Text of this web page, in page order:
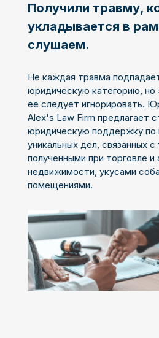
Получили травму,
укладывается в
слушаем.
Не каждая травма
юридическую категорию, но
ее следует игнорировать.
Alex's Law Firm предлагает
юридическую поддержку по
уникальных дел, связанных
полученными при торговле и
недвижимости, укусами
помещениями.